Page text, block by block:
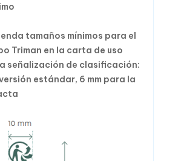
tamaños mínimos para el
Triman en la carta de uso
señalización de clasificación:
estándar, 6 mm para la